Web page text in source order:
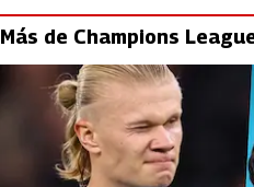
Más de Champions